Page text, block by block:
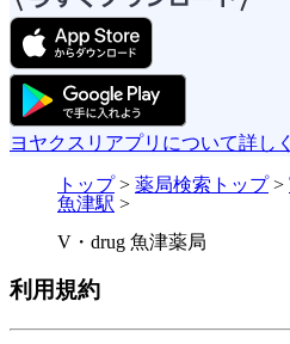
ヨヤクスリアプリについて詳し
トップ> 薬局検索トップ>
魚津駅 >
V・drug 魚津薬局
利用規約